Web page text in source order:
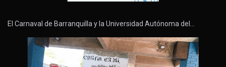
El Carnaval de Barranquilla y la Universidad Autónoma del…